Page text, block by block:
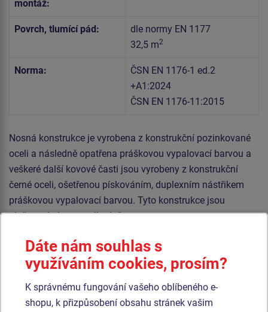
montáž:
Povrch, tlumící pád:
dle normy EN 1177
32,5 m2
Norma:
ČSN EN 1176-1 ed.2
+A1:2024
ČSN EN 1176-11:2015
Nosná konstrukce je vyrobena z konstrukční pozinkované
oceli a následně opatřena práškovou vypalovací barvou a
veškeré další kovové časti jsou vyrobeny z konstrukční
černé oceli, ošetřenou pískováním, duplexním nástřikem
práškovou vypalovací barvou. Tyto konstrukce jsou
uloženy do betonového lože.
Lana a sítě jsou vyrobeny z materiálu HERKULES (16 mm
lana z polypropylenu s vnitřním ocelovým jádrem) a jsou
spojovány plastovými spoji. Veškerý spojovací materiál je
pozinkovaný nebo nerezový.
Dáte nám souhlas s
využíváním cookies, prosím?
K správnému fungování vašeho oblíbeného e-
shopu, k přizpůsobení obsahu stránek vašim